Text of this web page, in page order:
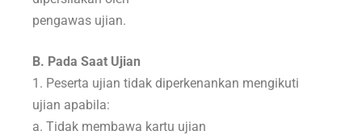
pengawas ujian.
B. Pada Saat Ujian
1. Peserta ujian tidak diperkenankan mengikuti
ujian apabila:
a. Tidak membawa kartu ujian